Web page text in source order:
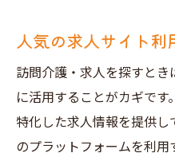
人気の求人サイト利
訪問介護・求人を探すと
に活用することがカギで
特化した求人情報を提供
のプラットフォームを利